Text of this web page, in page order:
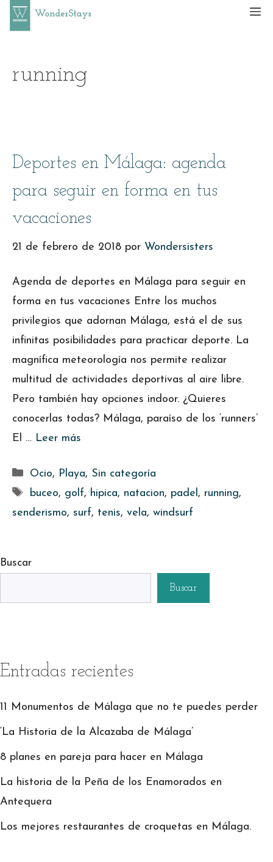
Saltar
running
Deportes en Málaga: agenda
para seguir en forma en tus
vacaciones
21 de febrero de 2018 por Wondersisters
Agenda de deportes en Málaga para seguir en
forma en tus vacaciones Entre los muchos
privilegios que adornan Málaga, está el de sus
infinitas posibilidades para practicar deporte. La
magnífica meteorología nos permite realizar
multitud de actividades deportivas al aire libre.
Pero también hay opciones indoor. ¿Quieres
conocerlas todas? Málaga, paraíso de los ‘runners’
El … Leer más
Categorías
Ocio, Playa, Sin categoría
Etiquetas
buceo, golf, hipica, natacion, padel , running,
senderismo, surf, tenis, vela, windsurf
Buscar
Buscar
Entradas recientes
11 Monumentos de Málaga que no te puedes perder
‘La Historia de la Alcazaba de Málaga’
8 planes en pareja para hacer en Málaga
La historia de la Peña de los Enamorados en
Antequera
Los mejores restaurantes de croquetas en Málaga.